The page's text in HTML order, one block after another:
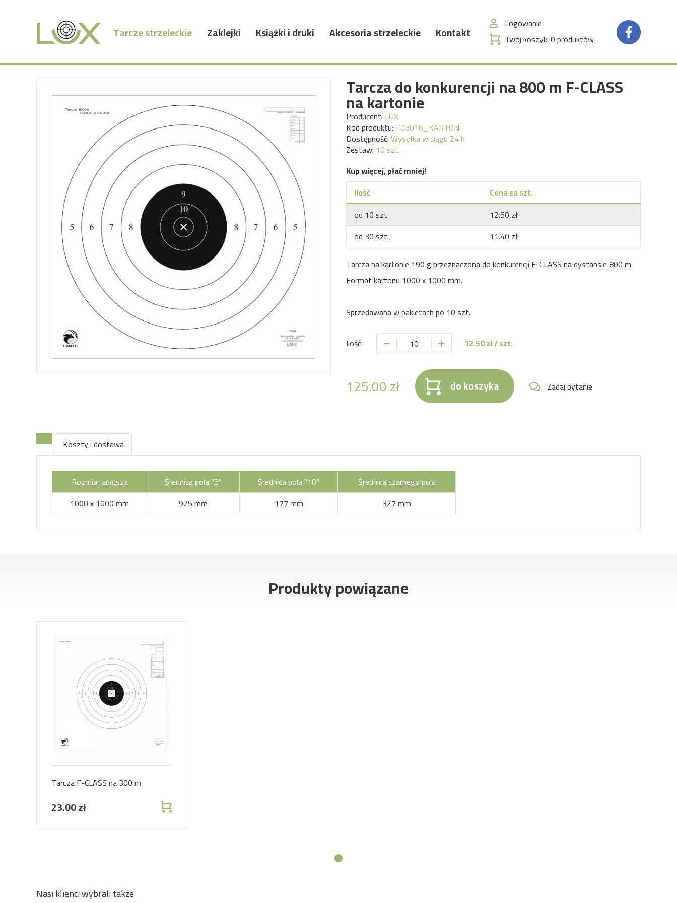
Logowanie
Twój koszyk:0produktów
Tarcze strzeleckie Zaklejki Książki i druki Akcesoria strzeleckie Kontakt
Tarcza do konkurencji na 800 m F-CLASS
na kartonie
Producent: LUX
Kod produktu: T03016_KARTON
Dostępność:Wysyłka w ciągu 24 h
Zestaw: 10 szt.
Kup więcej, płać mniej!
Ilość
Cena za szt.
od 10szt.
12.50 zł
od 30szt.
11.40 zł
Tarcza na kartonie 190 g przeznaczona do konkurencji F-CLASS na dystansie 800 m
Format kartonu 1000 x 1000 mm.
Sprzedawana w pakietach po 10 szt.
Ilość: 12.50zł / szt.
125.00zł do koszyka Zadaj pytanie
Koszty i dostawa
Rozmiar arkusza Średnica pola "5" Średnica pola "10"
Średnica czarnego pola
1000 x 1000 mm
925 mm 177 mm 327 mm
Produkty powiązane
Tarcza F-CLASS na 300 m
23.00 zł
Nasi klienci wybrali także